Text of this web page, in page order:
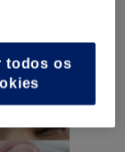
todos os